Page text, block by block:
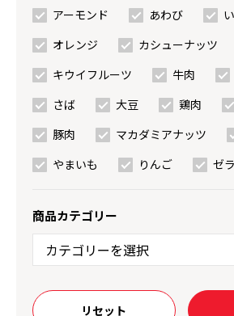
アーモンド
あわび
オレンジ
カシューナッツ
キウイフルーツ
牛肉
さば
大豆 鶏肉
豚肉
マカダミアナッツ
やまいも
りんご ゼ
商品カテゴリー
リセット